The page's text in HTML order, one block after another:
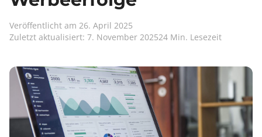
Veröffentlicht am 26. April 2025
Zuletzt aktualisiert: 7. November 202524 Min. Lesezeit